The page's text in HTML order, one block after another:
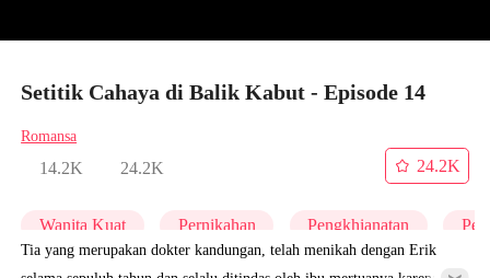
Setitik Cahaya di Balik Kabut - Episode 14
Romansa
14.2K 24.2K
24.2K
Wanita Kuat Pernikahan Pengkhianatan
Tia yang merupakan dokter kandungan, telah menikah dengan Erik